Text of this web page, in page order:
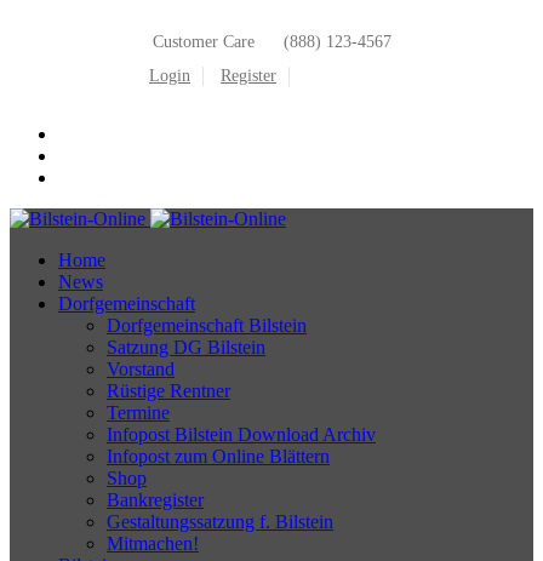
Customer Care
(888) 123-4567
Login
Register
Home
News
Dorfgemeinschaft
Dorfgemeinschaft Bilstein
Satzung DG Bilstein
Vorstand
Rüstige Rentner
Termine
Infopost Bilstein Download Archiv
Infopost zum Online Blättern
Shop
Bankregister
Gestaltungssatzung f. Bilstein
Mitmachen!